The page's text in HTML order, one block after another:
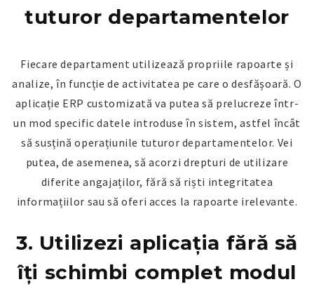
tuturor departamentelor
Fiecare departament utilizează propriile rapoarte și
analize, în funcție de activitatea pe care o desfășoară. O
aplicație ERP customizată va putea să prelucreze într-
un mod specific datele introduse în sistem, astfel încât
să susțină operațiunile tuturor departamentelor. Vei
putea, de asemenea, să acorzi drepturi de utilizare
diferite angajaților, fără să riști integritatea
informațiilor sau să oferi acces la rapoarte irelevante.
3. Utilizezi aplicația fără să
îți schimbi complet modul